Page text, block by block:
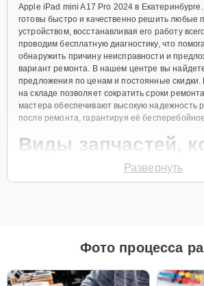
Apple iPad mini A17 Pro 2024 в
готовы быстро и качественно решить любые
устройством, восстанавливая его работу
проводим бесплатную диагностику, что
обнаружить причину неисправности и
вариант ремонта. В нашем центре вы
предложения по ценам и постоянные скидки.
на складе позволяет сократить сроки
мастера обеспечивают высокую надежность
после ремонта, гарантируя её
Виды запчастей,
мы используем
Как выбрать подходящие запчасти:
Если ваше устройство
Развернуть
Фото процесса